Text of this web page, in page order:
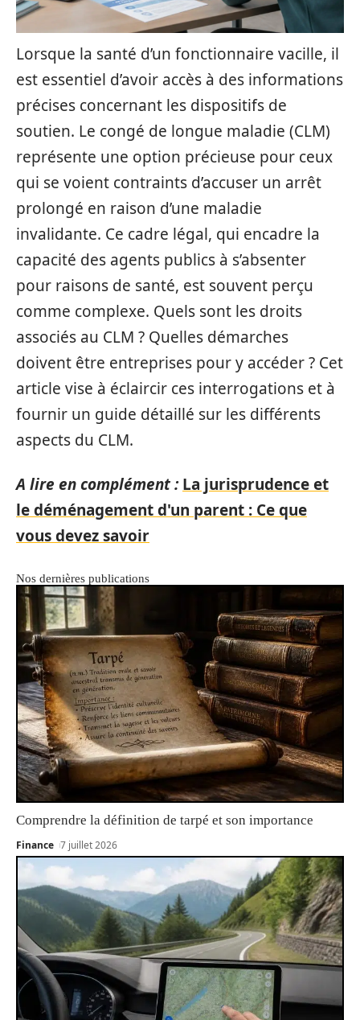
Lorsque la santé d’un fonctionnaire vacille, il
est essentiel d’avoir accès à des informations
précises concernant les dispositifs de
soutien. Le congé de longue maladie (CLM)
représente une option précieuse pour ceux
qui se voient contraints d’accuser un arrêt
prolongé en raison d’une maladie
invalidante. Ce cadre légal, qui encadre la
capacité des agents publics à s’absenter
pour raisons de santé, est souvent perçu
comme complexe. Quels sont les droits
associés au CLM ? Quelles démarches
doivent être entreprises pour y accéder ? Cet
article vise à éclaircir ces interrogations et à
fournir un guide détaillé sur les différents
aspects du CLM.
A lire en complément : La jurisprudence et
le déménagement d'un parent : Ce que
vous devez savoir
Nos dernières publications
Comprendre la définition de tarpé et son importance
Finance 7 juillet 2026